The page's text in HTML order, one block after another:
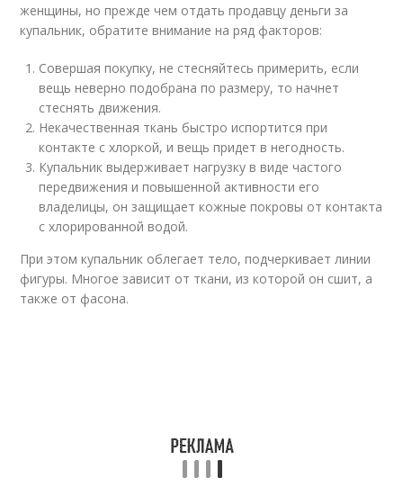
женщины, но прежде чем отдать продавцу деньги за
купальник, обратите внимание на ряд факторов:
Совершая покупку, не стесняйтесь примерить, если
вещь неверно подобрана по размеру, то начнет
стеснять движения.
Некачественная ткань быстро испортится при
контакте с хлоркой, и вещь придет в негодность.
Купальник выдерживает нагрузку в виде частого
передвижения и повышенной активности его
владелицы, он защищает кожные покровы от контакта
с хлорированной водой.
При этом купальник облегает тело, подчеркивает линии
фигуры. Многое зависит от ткани, из которой он сшит, а
также от фасона.